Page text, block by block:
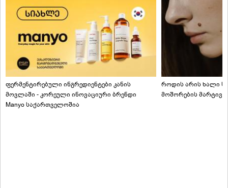
ფერმენტირებული ინგრედიენტები კანის
მოვლაში - კორეული ინოვაციური ბრენდი
Manyo საქართველოშია
როდის არის ხალი
მოშორების